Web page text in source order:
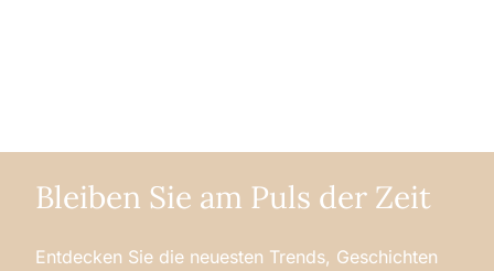
Bleiben Sie am Puls der Zeit
Entdecken Sie die neuesten Trends, Geschichten